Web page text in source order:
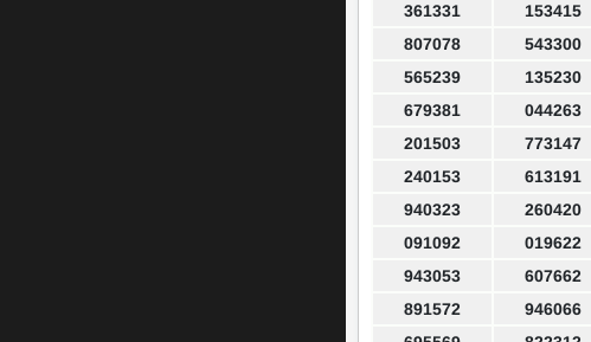
361331
153415
807078
543300
565239
135230
679381
044263
201503
773147
240153
613191
940323
260420
091092
019622
943053
607662
891572
946066